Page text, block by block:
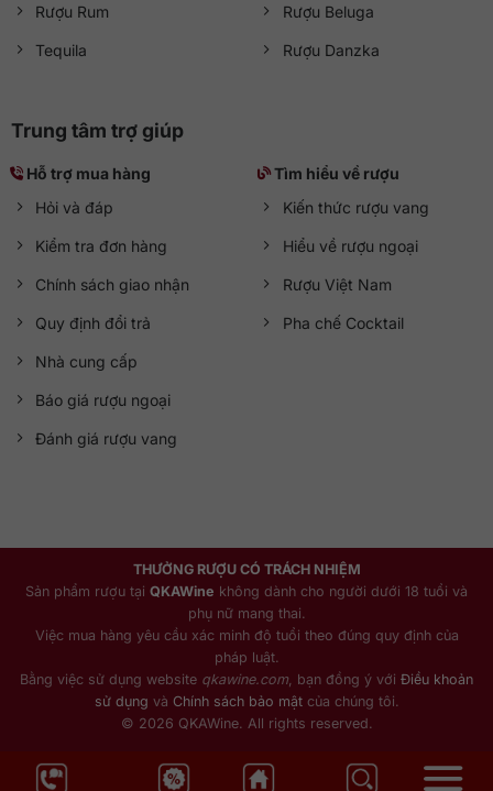
Rượu Rum
Tequila
Rượu Beluga
Rượu Danzka
Trung tâm trợ giúp
Hỗ trợ mua hàng
Hỏi và đáp
Kiểm tra đơn hàng
Chính sách giao nhận
Quy định đổi trả
Nhà cung cấp
Báo giá rượu ngoại
Đánh giá rượu vang
Tìm hiểu về rượu
Kiến thức rượu vang
Hiểu về rượu ngoại
Rượu Việt Nam
Pha chế Cocktail
THƯỞNG RƯỢU CÓ TRÁCH NHIỆM
Sản phẩm rượu tại QKAWine không dành cho người dưới 18 tuổi và
phụ nữ mang thai.
Việc mua hàng yêu cầu xác minh độ tuổi theo đúng quy định của
pháp luật.
Bằng việc sử dụng website qkawine.com , bạn đồng ý với Điều khoản
sử dụng và Chính sách bảo mậtcủa chúng tôi.
© 2026 QKAWine. All rights reserved.